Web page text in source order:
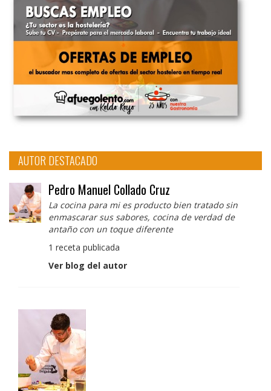
AUTOR DESTACADO
Pedro Manuel Collado Cruz
La cocina para mi es producto bien tratado sin
enmascarar sus sabores, cocina de verdad de
antaño con un toque diferente
1 receta publicada
Ver blog del autor